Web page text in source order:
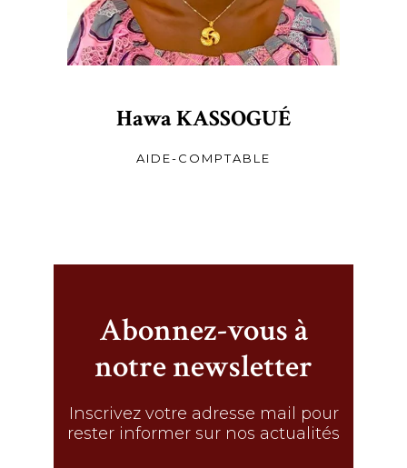
Hawa KASSOGUÉ
AIDE-COMPTABLE
Abonnez-vous à
notre newsletter
Inscrivez votre adresse mail pour
rester informer sur nos actualités